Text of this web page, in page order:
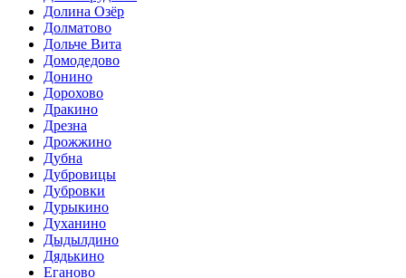
Долина Озёр
Долматово
Дольче Вита
Домодедово
Донино
Дорохово
Дракино
Дрезна
Дрожжино
Дубна
Дубровицы
Дубровки
Дурыкино
Духанино
Дыдылдино
Дядькино
Еганово